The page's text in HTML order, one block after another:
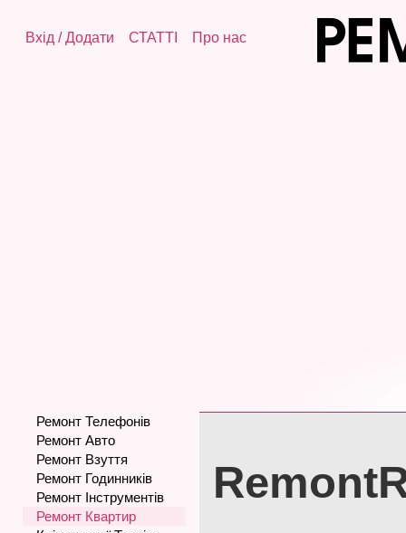
Вхід /Додати СТАТТІ Про нас
Ремонт Телефонів
Ремонт Авто
Ремонт Взуття
Ремонт Годинників
Ремонт Інструментів
Ремонт Квартир